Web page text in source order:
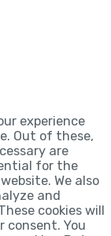
experience
Out of these,
are
for the
We also
and
cookies will
consent. You